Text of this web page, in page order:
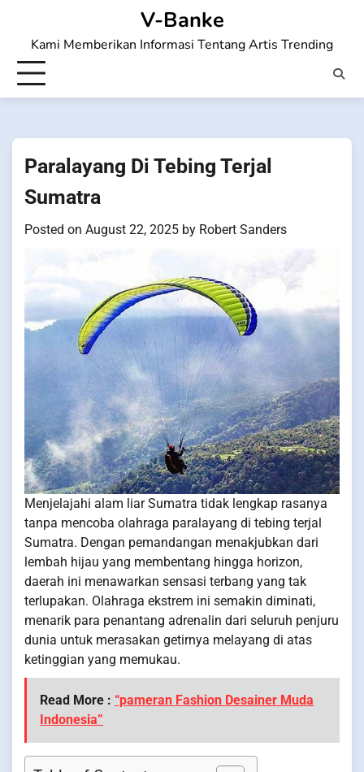
content
V-Banke
Kami Memberikan Informasi Tentang Artis Trending
Paralayang Di Tebing Terjal
Sumatra
Posted on August 22, 2025 by Robert Sanders
Menjelajahi alam liar Sumatra tidak lengkap rasanya
tanpa mencoba olahraga paralayang di tebing terjal
Sumatra. Dengan pemandangan menakjubkan dari
lembah hijau yang membentang hingga horizon,
daerah ini menawarkan sensasi terbang yang tak
terlupakan. Olahraga ekstrem ini semakin diminati,
menarik para penantang adrenalin dari seluruh penjuru
dunia untuk merasakan getirnya melayang di atas
ketinggian yang memukau.
Read More : “pameran Fashion Desainer Muda
Indonesia”